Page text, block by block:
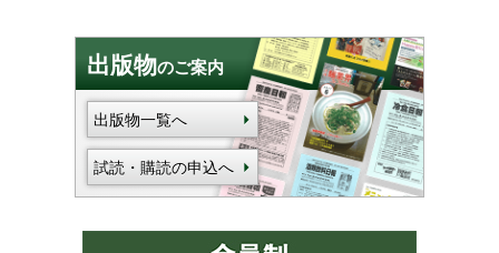
出版物のご案内
出版物一覧へ
試読・購読の申込へ